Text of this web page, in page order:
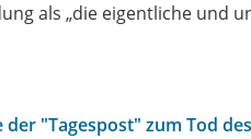
als „die eigentliche und
der "Tagespost" zum Tod